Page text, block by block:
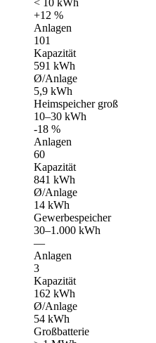
+12 %
Anlagen
101
Kapazität
591 kWh
Ø/Anlage
5,9 kWh
Heimspeicher groß
10–30 kWh
-18 %
Anlagen
60
Kapazität
841 kWh
Ø/Anlage
14 kWh
Gewerbespeicher
30–1.000 kWh
—
Anlagen
3
Kapazität
162 kWh
Ø/Anlage
54 kWh
Großbatterie